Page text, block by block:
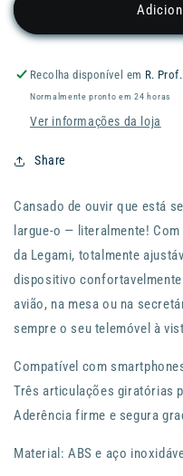
p/
LEGAMI
Travel
Phone
p/
LEGAMI
Travel
Phone
Recolha disponível em R.
Normalmente pronto em 24 horas
Ver informações da loja
Share
Cansado de ouvir que está
largue-o — literalmente!
da Legami, totalmente
dispositivo
avião, na mesa ou na
sempre o seu telemóvel à
Compatível com
Três articulações giratórias
Aderência firme e segura
Material: ABS e aço